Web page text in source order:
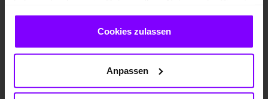
gesammelt haben.
Cookies zulassen
Anpassen
Kraftstoffverbrauch*gewichtet kombiniert: 2,6
l/100km; Stromverbrauch*gewichtet kombiniert: 15,4
Batterie kombiniert: 6,9 l/100km; CO
gewichtet kombiniert: 59 g/km; CO2-Klasse